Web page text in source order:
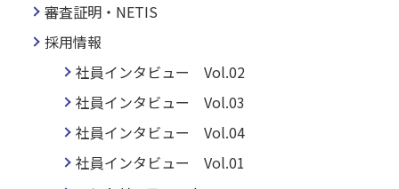
審査証明・NETIS
採用情報
社員インタビュー Vol.02
社員インタビュー Vol.03
社員インタビュー Vol.04
社員インタビュー Vol.01